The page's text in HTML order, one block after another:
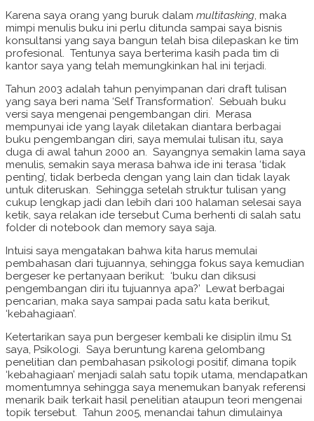
Karena saya orang yang buruk dalam multitasking, maka
mimpi menulis buku ini perlu ditunda sampai saya bisnis
konsultansi yang saya bangun telah bisa dilepaskan ke tim
profesional. Tentunya saya berterima kasih pada tim di
kantor saya yang telah memungkinkan hal ini terjadi.
Tahun 2003 adalah tahun penyimpanan dari draft tulisan
yang saya beri nama ‘Self Transformation’. Sebuah buku
versi saya mengenai pengembangan diri. Merasa
mempunyai ide yang layak diletakan diantara berbagai
buku pengembangan diri, saya memulai tulisan itu, saya
duga di awal tahun 2000 an. Sayangnya semakin lama saya
menulis, semakin saya merasa bahwa ide ini terasa ‘tidak
penting’, tidak berbeda dengan yang lain dan tidak layak
untuk diteruskan. Sehingga setelah struktur tulisan yang
cukup lengkap jadi dan lebih dari 100 halaman selesai saya
ketik, saya relakan ide tersebut Cuma berhenti di salah satu
folder di notebook dan memory saya saja.
Intuisi saya mengatakan bahwa kita harus memulai
pembahasan dari tujuannya, sehingga fokus saya kemudian
bergeser ke pertanyaan berikut: ‘buku dan diksusi
pengembangan diri itu tujuannya apa?’ Lewat berbagai
pencarian, maka saya sampai pada satu kata berikut,
‘kebahagiaan’.
Ketertarikan saya pun bergeser kembali ke disiplin ilmu S1
saya, Psikologi. Saya beruntung karena gelombang
penelitian dan pembahasan psikologi positif, dimana topik
‘kebahagiaan’ menjadi salah satu topik utama, mendapatkan
momentumnya sehingga saya menemukan banyak referensi
menarik baik terkait hasil penelitian ataupun teori mengenai
topik tersebut. Tahun 2005, menandai tahun dimulainya